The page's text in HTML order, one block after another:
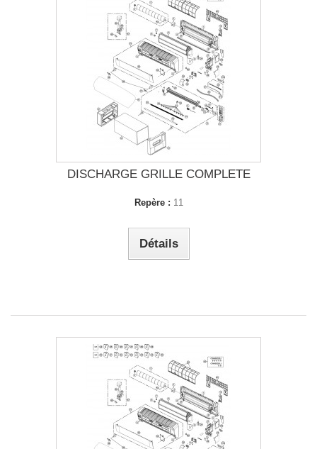
DISCHARGE GRILLE COMPLETE
Repère : 11
Détails